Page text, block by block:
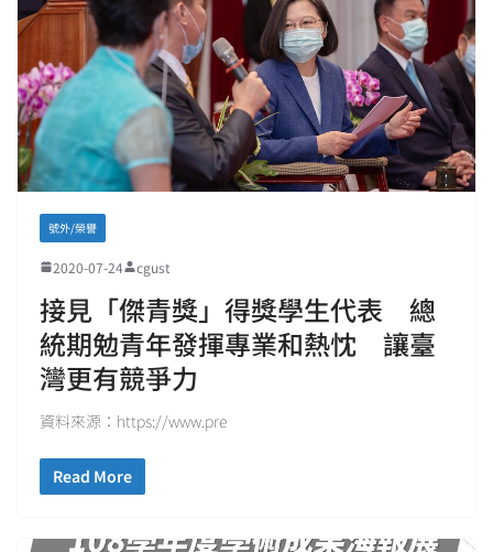
號外/榮譽
2020-07-24 cgust
接見「傑青獎」得獎學生代表 總
統期勉青年發揮專業和熱忱 讓臺
灣更有競爭力
資料來源：https://www.pre
Read More